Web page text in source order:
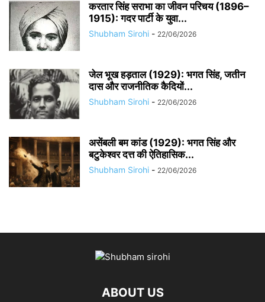
करतार सिंह सराभा का जीवन परिचय (1896–
1915): गदर पार्टी के युवा...
Shubham Sirohi - 22/06/2026
जेल भूख हड़ताल (1929): भगत सिंह, जतीन
दास और राजनीतिक कैदियों...
Shubham Sirohi - 22/06/2026
असेंबली बम कांड (1929): भगत सिंह और
बटुकेश्वर दत्त की ऐतिहासिक...
Shubham Sirohi - 22/06/2026
ABOUT US